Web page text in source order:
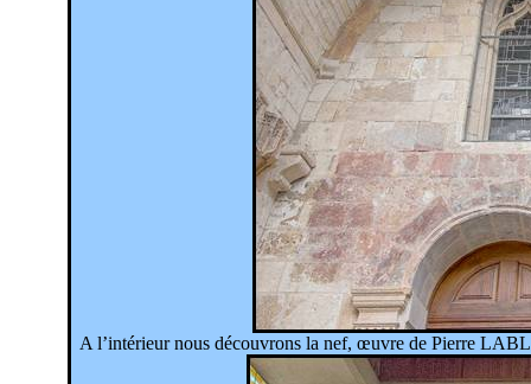
A l’intérieur nous découvrons la nef, œuvre de Pierre